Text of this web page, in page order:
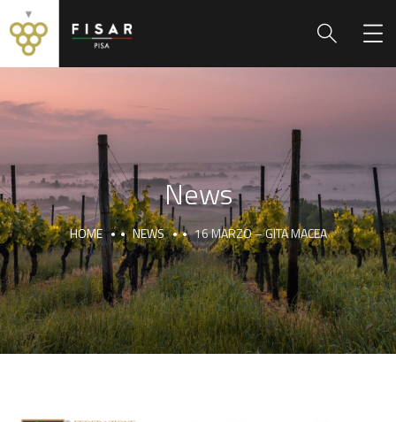
News
HOME NEWS 16 MARZO – GITA MACEA